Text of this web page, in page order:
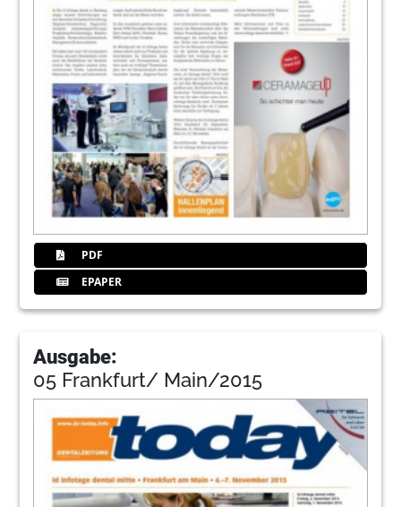
PDF
EPAPER
Ausgabe:
05 Frankfurt/ Main/2015